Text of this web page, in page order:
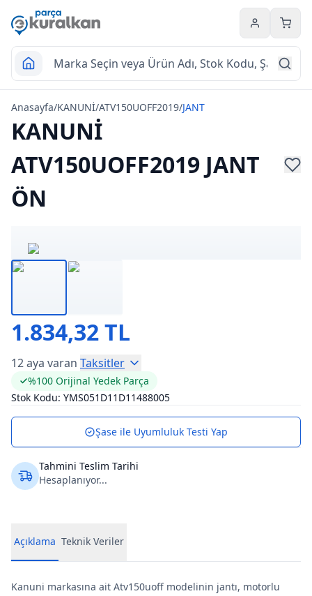
Hesabım
Anasayfa/KANUNİ/ATV150UOFF2019/JANT
KANUNİ
ATV150UOFF2019 JANT
ÖN
1.834,32 TL
12 aya varan Taksitler
%100 Orijinal Yedek Parça
Stok Kodu: YMS051D11D11488005
Şase ile Uyumluluk Testi Yap
Tahmini Teslim Tarihi
Hesaplanıyor...
Açıklama Teknik Veriler
Kanuni markasına ait Atv150uoff modelinin jantı, motorlu